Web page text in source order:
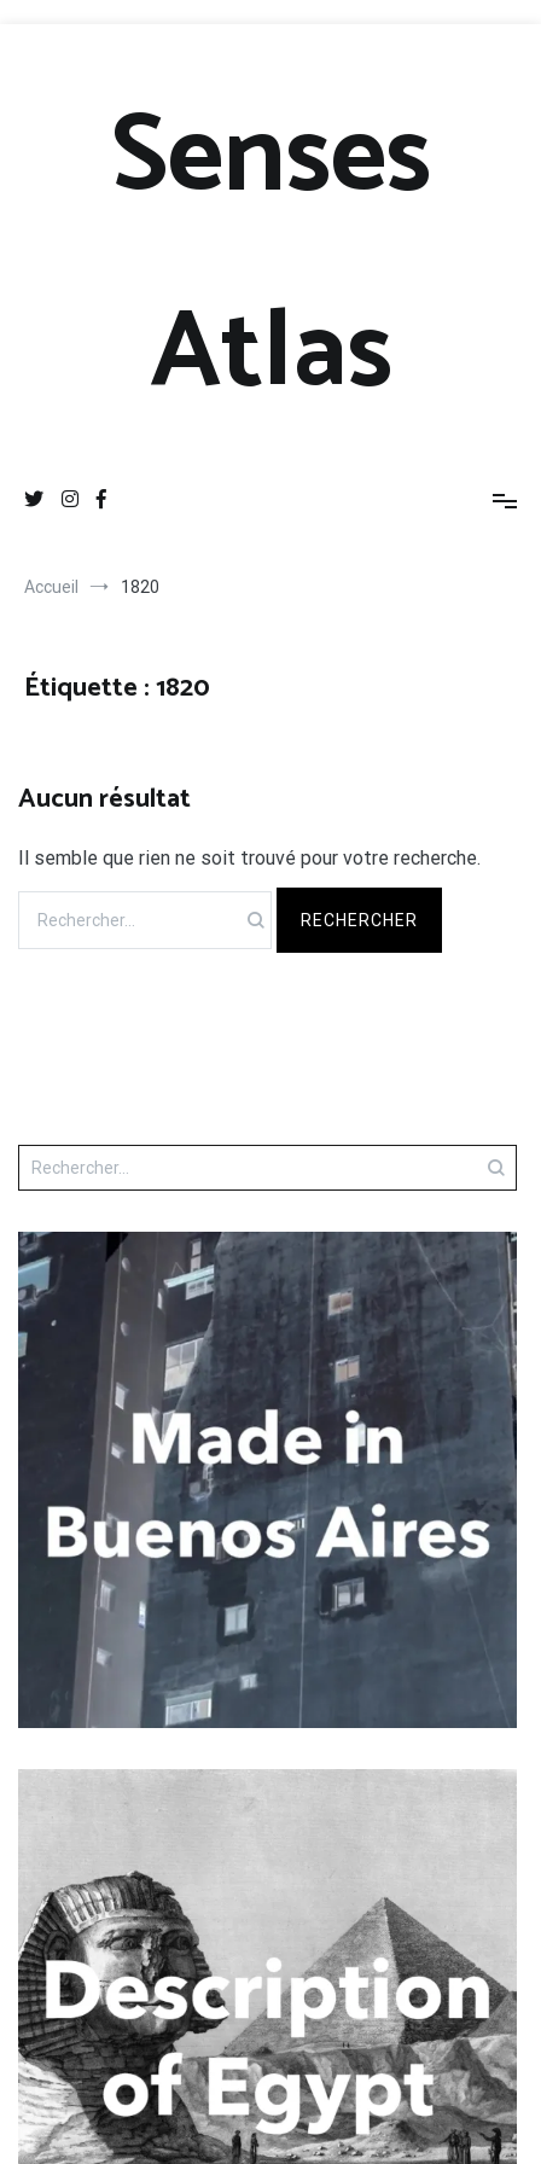
Senses
Atlas
Accueil 1820
Étiquette :1820
Aucun résultat
Il semble que rien ne soit trouvé pour votre recherche.